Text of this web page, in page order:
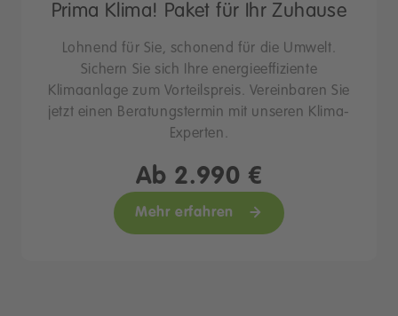
Prima Klima! Paket für Ihr Zuhause
Lohnend für Sie, schonend für die Umwelt.
Sichern Sie sich Ihre energieeffiziente
Klimaanlage zum Vorteilspreis. Vereinbaren Sie
jetzt einen Beratungstermin mit unseren Klima-
Experten.
Ab 2.990 €
Mehr erfahren